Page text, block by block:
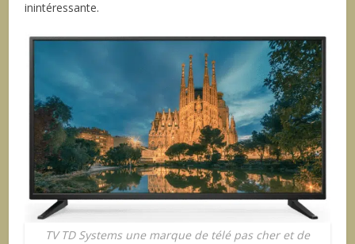
inintéressante.
TV TD Systems une marque de télé pas cher et de